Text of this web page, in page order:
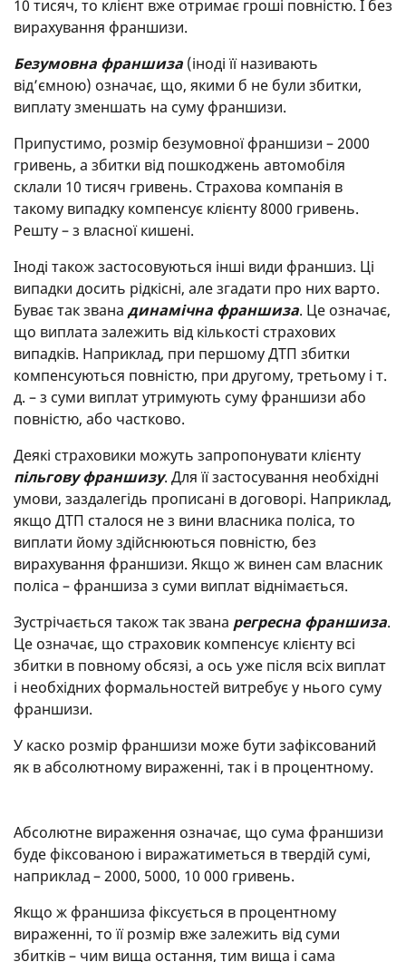
10 тисяч, то клієнт вже отримає гроші повністю. І без
вирахування франшизи.
Безумовна франшиза (іноді її називають
від’ємною) означає, що, якими б не були збитки,
виплату зменшать на суму франшизи.
Припустимо, розмір безумовної франшизи – 2000
гривень, а збитки від пошкоджень автомобіля
склали 10 тисяч гривень. Страхова компанія в
такому випадку компенсує клієнту 8000 гривень.
Решту – з власної кишені.
Іноді також застосовуються інші види франшиз. Ці
випадки досить рідкісні, але згадати про них варто.
Буває так звана динамічна франшиза. Це означає,
що виплата залежить від кількості страхових
випадків. Наприклад, при першому ДТП збитки
компенсуються повністю, при другому, третьому і т.
д. – з суми виплат утримують суму франшизи або
повністю, або частково.
Деякі страховики можуть запропонувати клієнту
пільгову франшизу. Для її застосування необхідні
умови, заздалегідь прописані в договорі. Наприклад,
якщо ДТП сталося не з вини власника поліса, то
виплати йому здійснюються повністю, без
вирахування франшизи. Якщо ж винен сам власник
поліса – франшиза з суми виплат віднімається.
Зустрічається також так звана регресна франшиза.
Це означає, що страховик компенсує клієнту всі
збитки в повному обсязі, а ось уже після всіх виплат
і необхідних формальностей витребує у нього суму
франшизи.
У каско розмір франшизи може бути зафіксований
як в абсолютному вираженні, так і в процентному.
Абсолютне вираження означає, що сума франшизи
буде фіксованою і виражатиметься в твердій сумі,
наприклад – 2000, 5000, 10 000 гривень.
Якщо ж франшиза фіксується в процентному
вираженні, то її розмір вже залежить від суми
збитків – чим вища остання, тим вища і сама